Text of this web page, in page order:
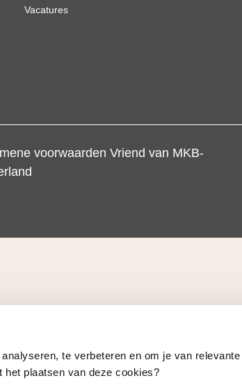
te verbeteren en om je van relevante
het plaatsen van deze cookies?
Vacatures
voorwaarden Vriend van MKB-